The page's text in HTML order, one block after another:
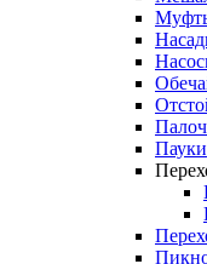
Пауки